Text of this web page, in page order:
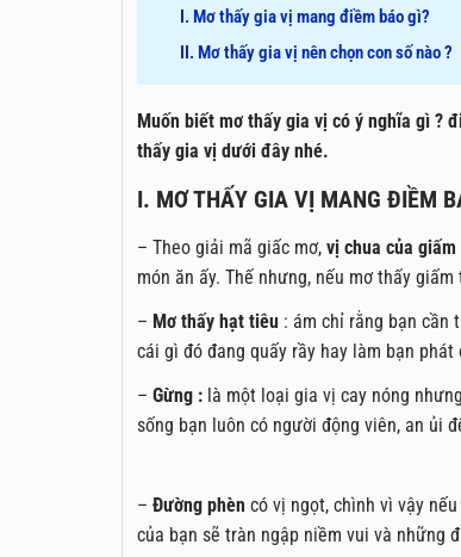
I. Mơ thấy gia vị mang điềm báo gì?
II. Mơ thấy gia vị nên chọn con số nào ?
Muốn biết mơ thấy gia vị có ý nghĩa gì ?
thấy gia vị dưới đây nhé.
I. MƠ THẤY GIA VỊ MANG ĐIỀM
– Theo giải mã giấc mơ, vị chua của giấm
món ăn ấy. Thế nhưng, nếu mơ thấy
– Mơ thấy hạt tiêu : ám chỉ rằng bạn cần
cái gì đó đang quấy rầy hay làm bạn
– Gừng : là một loại gia vị cay nóng
sống bạn luôn có người động viên, an ủi
– Đường phèn có vị ngọt, chình vì vậy
của bạn sẽ tràn ngập niềm vui và những